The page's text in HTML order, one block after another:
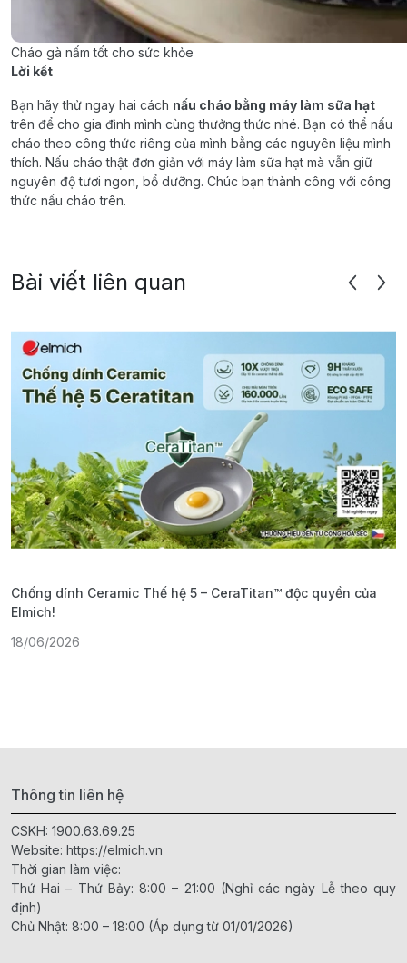
Cháo gà nấm tốt cho sức khỏe
Lời kết
Bạn hãy thử ngay hai cách nấu cháo bằng máy làm sữa hạt
trên để cho gia đình mình cùng thưởng thức nhé. Bạn có thể nấu
cháo theo công thức riêng của mình bằng các nguyên liệu mình
thích. Nấu cháo thật đơn giản với máy làm sữa hạt mà vẫn giữ
nguyên độ tươi ngon, bổ dưỡng. Chúc bạn thành công với công
thức nấu cháo trên.
Bài viết liên quan
Chống dính Ceramic Thế hệ 5 – CeraTitan™ độc quyền của
Elmich!
18/06/2026
Thông tin liên hệ
CSKH: 1900.63.69.25
Website: https://elmich.vn
Thời gian làm việc:
Thứ Hai – Thứ Bảy: 8:00 – 21:00 (Nghỉ các ngày Lễ theo quy
định)
Chủ Nhật: 8:00 – 18:00 (Áp dụng từ 01/01/2026)